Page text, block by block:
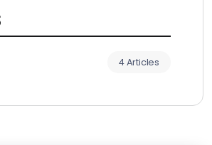
4 Articles